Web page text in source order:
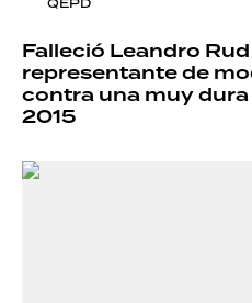
Falleció Leandro Rud
representante de
contra una muy
2015